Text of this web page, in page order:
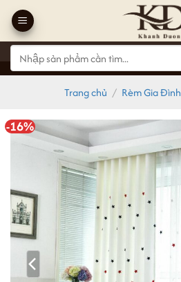
qua
nội
dung
Tìm
kiếm:
Trang chủ / Rèm Gia Đình
-16%